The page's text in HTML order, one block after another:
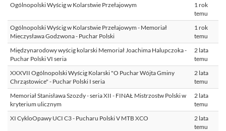
Ogólnopolski Wyścig w Kolarstwie Przełajowym
1 rok
temu
Ogólnopolski Wyścig w Kolarstwie Przełajowym - Memoriał
Mieczysława Godzwona - Puchar Polski
1 rok
temu
Międzynarodowy wyścig kolarski Memoriał Joachima Halupczoka -
Puchar Polski VI seria
2 lata
temu
XXXVII Ogólnopolski Wyścig Kolarski "O Puchar Wójta Gminy
Chrząstowice" - Puchar Polski I seria
2 lata
temu
Memoriał Stanisława Szozdy - seria XII - FINAŁ Mistrzostw Polski w
kryterium ulicznym
2 lata
temu
XI CykloOpawy UCI C3 - Pucharu Polski V MTB XCO
2 lata
temu